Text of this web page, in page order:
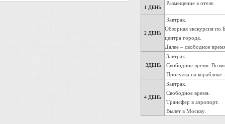
1 ДЕНЬ
Размещение в отеле.
2 ДЕНЬ
Завтрак.
Обзорная экскурсия по
центра города.
Далее – свободное
3ДЕНЬ
Завтрак.
Свободное время.
Прогулка на
4 ДЕНЬ
Завтрак.
Свободное время.
Трансфер в аэропорт.
Вылет в Москву.